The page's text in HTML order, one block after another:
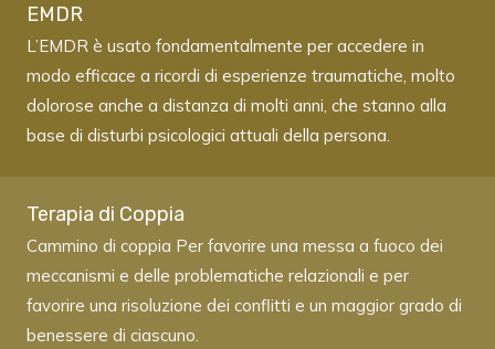
EMDR
L’EMDR è usato fondamentalmente per accedere in
modo efficace a ricordi di esperienze traumatiche, molto
dolorose anche a distanza di molti anni, che stanno alla
base di disturbi psicologici attuali della persona.
Terapia di Coppia
Cammino di coppia Per favorire una messa a fuoco dei
meccanismi e delle problematiche relazionali e per
favorire una risoluzione dei conflitti e un maggior grado di
benessere di ciascuno.